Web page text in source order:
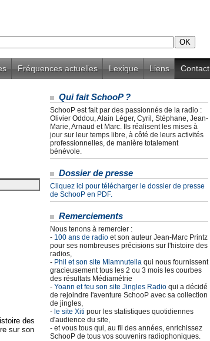
Fréquences actuelles Lexique Liens Contact
des
sur son
Qui fait SchooP ?
SchooP est fait par des passionnés de la radio :
Olivier Oddou, Alain Léger, Cyril, Stéphane, Jean-
Marie, Arnaud et Marc. Ils réalisent les mises à
jour sur leur temps libre, à côté de leurs activités
professionnelles, de manière totalement
bénévole.
Dossier de presse
Cliquez ici pour télécharger le dossier de presse
de SchooP en PDF.
Remerciements
Nous tenons à remercier :
- 100 ans de radio et son auteur Jean-Marc Printz
pour ses nombreuses précisions sur l'histoire des
radios,
- Phil et son site Miamnutella qui nous fournissent
gracieusement tous les 2 ou 3 mois les courbes
des résultats Médiamétrie
- Yoann et feu son site Jingles Radio qui a décidé
de rejoindre l'aventure SchooP avec sa collection
de jingles,
- le site Xiti pour les statistiques quotidiennes
d'audience du site,
- et vous tous qui, au fil des années, enrichissez
SchooP de tous vos souvenirs radiophoniques.